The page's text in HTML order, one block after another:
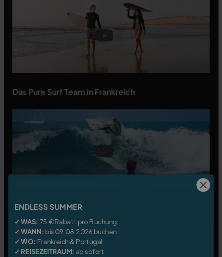
Das Pure Surf Team in Frankreich
Pure Path Santander
ENDLESS SUMMER
✓ WAS: 75 € Rabatt pro Buchung
✓ WANN: bis 09.08.2026 buchen
✓ WO: Frankreich & Portugal
✓ REISEZEITRAUM: ab sofort